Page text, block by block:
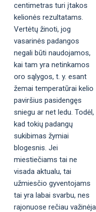
centimetras turi įtakos
kelionės rezultatams.
Vertėtų žinoti, jog
vasarinės padangos
negali būti naudojamos,
kai tam yra netinkamos
oro sąlygos, t. y. esant
žemai temperatūrai kelio
paviršius pasidengęs
sniegu ar net ledu. Todėl,
kad tokių padangų
sukibimas žymiai
blogesnis. Jei
miestiečiams tai ne
visada aktualu, tai
užmiesčio gyventojams
tai yra labai svarbu, nes
rajonuose rečiau važinėja